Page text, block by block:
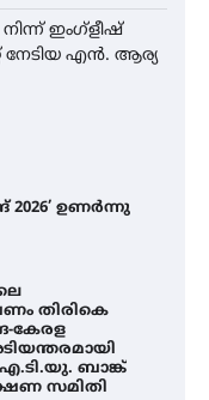
ഇംഗ്ളീഷ്
നേടിയ എൻ. ആര്യ
2026’ ഉണർന്നു
തിരികെ
കേരള
ബാങ്ക്
സമിതി